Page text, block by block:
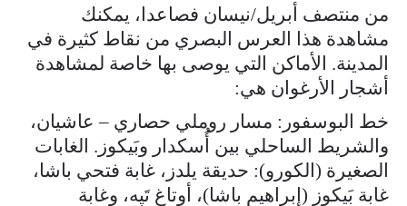
من منتصف أبريل/نيسان فصاعدا، يمكنك
مشاهدة هذا العرس البصري من نقاط كثيرة في
المدينة. الأماكن التي يوصى بها خاصة لمشاهدة
أشجار الأرغوان هي:
خط البوسفور: مسار روملي حصاري – عاشيان،
والشريط الساحلي بين أُسكدار وبَيكوز. الغابات
الصغيرة (الكورو): حديقة يلدز، غابة فتحي باشا،
غابة بَيكوز (إبراهيم باشا)، أوتاغ تَپه، وغابة